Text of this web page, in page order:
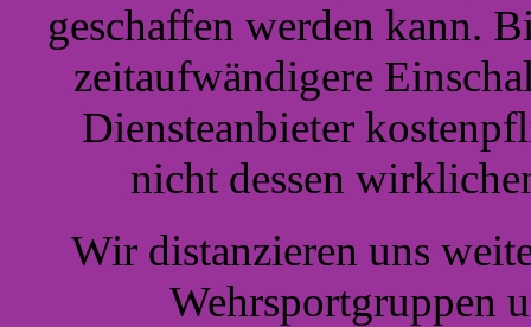
geschaffen werden kann.
zeitaufwändigere
Diensteanbieter
nicht dessen
Wir distanzieren uns
Wehrsportgruppen